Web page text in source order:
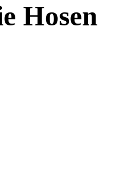
Hosen